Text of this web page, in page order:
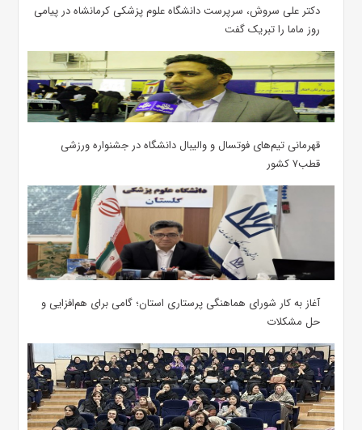
دکتر علی سروش، سرپرست دانشگاه علوم پزشکی کرمانشاه در پیامی
روز ماما را تبریک گفت
قهرمانی تیم‌های فوتسال و والیبال دانشگاه در جشنواره ورزشی
قطب۷ کشور
آغاز به کار شورای هماهنگی پرستاری استان؛ گامی برای هم‌افزایی و
حل مشکلات